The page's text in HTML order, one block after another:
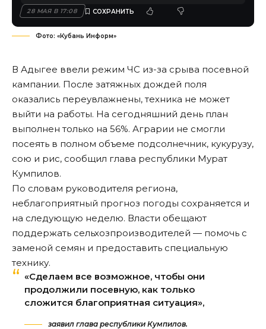
28 МАЯ В 17:08
Фото: «Кубань Информ»
В Адыгее ввели режим ЧС из-за срыва посевной
кампании. После затяжных дождей поля
оказались переувлажнены, техника не может
выйти на работы. На сегодняшний день план
выполнен только на 56%. Аграрии не смогли
посеять в полном объеме подсолнечник, кукурузу,
сою и рис, сообщил глава республики Мурат
Кумпилов.
По словам руководителя региона,
неблагоприятный прогноз погоды сохраняется и
на следующую неделю. Власти обещают
поддержать сельхозпроизводителей — помочь с
заменой семян и предоставить специальную
технику.
«Сделаем все возможное, чтобы они
продолжили посевную, как только
сложится благоприятная ситуация»,
заявил глава республики Кумпилов.